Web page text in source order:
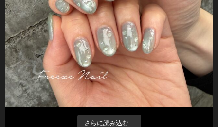
さらに読み込む...